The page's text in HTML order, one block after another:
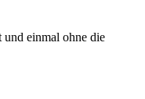
und einmal ohne die